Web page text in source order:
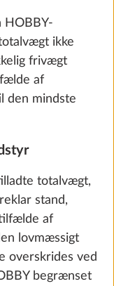
HOBBY-
ikke
frivægt
af
den mindste
totalvægt,
stand,
af
lovmæssigt
overskrides ved
begrænset